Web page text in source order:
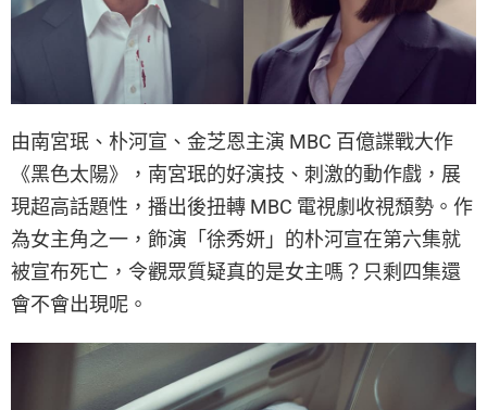
由南宮珉、朴河宣、金芝恩主演 MBC 百億諜戰大作
《黑色太陽》，南宮珉的好演技、刺激的動作戲，展
現超高話題性，播出後扭轉 MBC 電視劇收視頹勢。作
為女主角之一，飾演「徐秀妍」的朴河宣在第六集就
被宣布死亡，令觀眾質疑真的是女主嗎？只剩四集還
會不會出現呢。